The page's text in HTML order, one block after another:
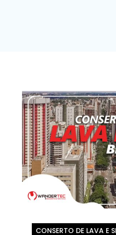
CONSERTO DE LAVA E